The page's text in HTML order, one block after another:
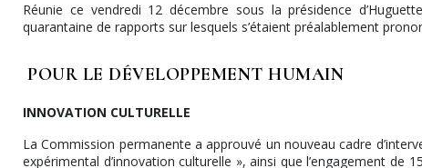
Réunie ce vendredi 12 décembre sous la présidence
quarantaine de rapports sur lesquels s’étaient préalablement
POUR LE DÉVELOPPEMENT HUMAIN
INNOVATION CULTURELLE
La Commission permanente a approuvé un nouveau cadre
expérimental d’innovation culturelle », ainsi que l’engagement